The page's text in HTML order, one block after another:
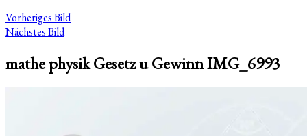
Vorheriges Bild
Nächstes Bild
mathe physik Gesetz u Gewinn IMG_6993